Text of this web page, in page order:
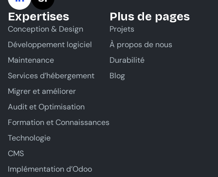
Expertises
Conception & Design
Développement logiciel
Maintenance
Services d’hébergement
Migrer et améliorer
Audit et Optimisation
Formation et Connaissances
Technologie
CMS
Implémentation d’Odoo
Plus de pages
Projets
À propos de nous
Durabilité
Blog